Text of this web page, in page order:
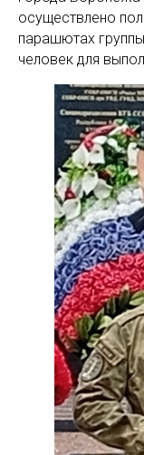
осуществлено
парашютах
человек для